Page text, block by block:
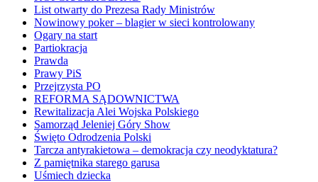
List otwarty do Prezesa Rady Ministrów
Nowinowy poker – blagier w sieci kontrolowany
Ogary na start
Partiokracja
Prawda
Prawy PiS
Przejrzysta PO
REFORMA SĄDOWNICTWA
Rewitalizacja Alei Wojska Polskiego
Samorząd Jeleniej Góry Show
Święto Odrodzenia Polski
Tarcza antyrakietowa – demokracja czy neodyktatura?
Z pamiętnika starego garusa
Uśmiech dziecka